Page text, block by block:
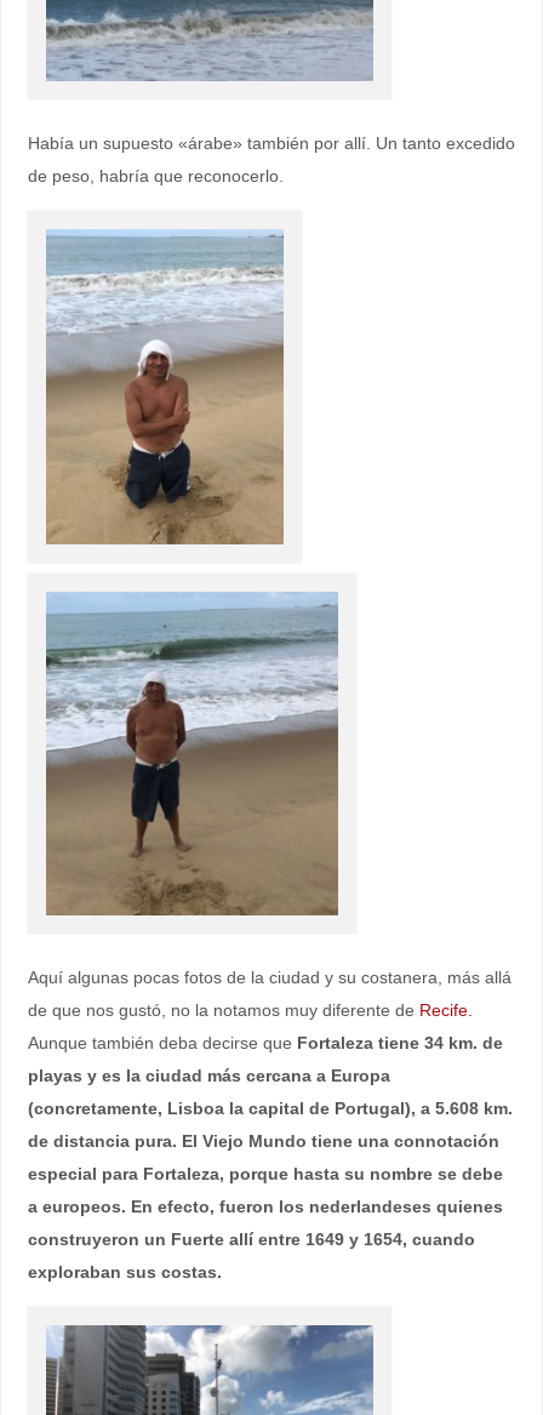
Había un supuesto «árabe» también por allí. Un tanto excedido
de peso, habría que reconocerlo.
Aquí algunas pocas fotos de la ciudad y su costanera, más allá
de que nos gustó, no la notamos muy diferente de Recife.
Aunque también deba decirse que Fortaleza tiene 34 km. de
playas y es la ciudad más cercana a Europa
(concretamente, Lisboa la capital de Portugal), a 5.608 km.
de distancia pura. El Viejo Mundo tiene una connotación
especial para Fortaleza, porque hasta su nombre se debe
a europeos. En efecto, fueron los nederlandeses quienes
construyeron un Fuerte allí entre 1649 y 1654, cuando
exploraban sus costas.